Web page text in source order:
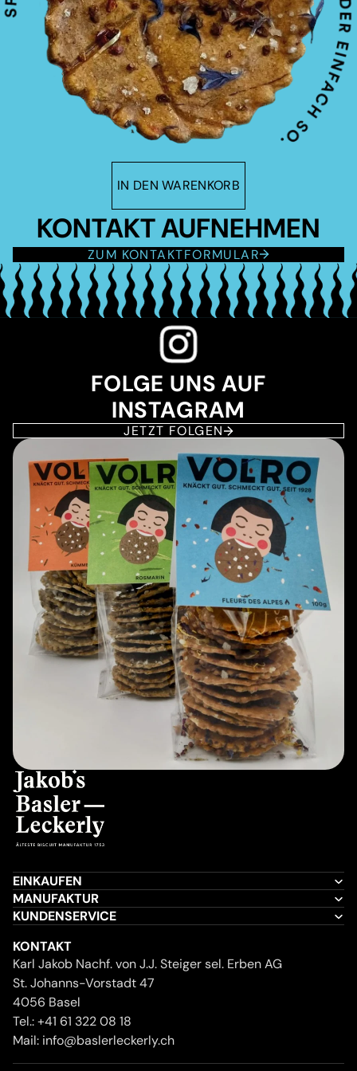
IN DEN WARENKORB
KONTAKT AUFNEHMEN
ZUM KONTAKTFORMULAR
FOLGE UNS AUF
INSTAGRAM
JETZT FOLGEN
EINKAUFEN
MANUFAKTUR
KUNDENSERVICE
KONTAKT
Karl Jakob Nachf. von J.J. Steiger sel. Erben AG
St. Johanns-Vorstadt 47
4056 Basel
Tel.:+41 61 322 08 18
Mail: info@baslerleckerly.ch